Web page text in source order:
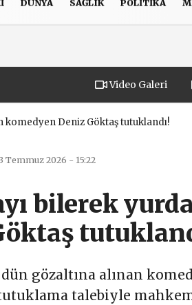
DÜNYA SAĞLIK POLITIKA
Video Galeri
Deniz Göktaş tutuklandı!
Temmuz 2026 - 15:22
bilerek
gözaltına alınan
talebiyle